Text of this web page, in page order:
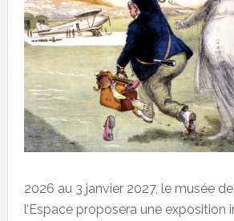
2026 au 3 janvier 2027, le musée de
l’Espace proposera une exposition